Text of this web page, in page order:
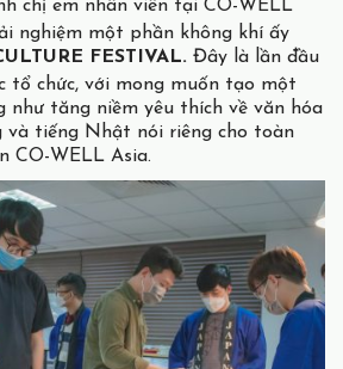
chị em nhân viên tại CO-WELL
nghiệm một phần không khí ấy
FESTIVAL. Đây là lần đầu
tổ chức, với mong muốn tạo một
như tăng niềm yêu thích về văn hóa
và tiếng Nhật nói riêng cho toàn
CO-WELL Asia.